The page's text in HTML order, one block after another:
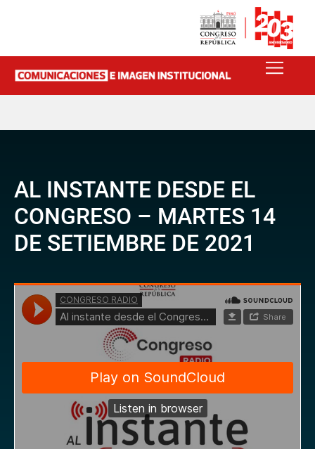
AL INSTANTE DESDE EL
CONGRESO – MARTES 14
DE SETIEMBRE DE 2021